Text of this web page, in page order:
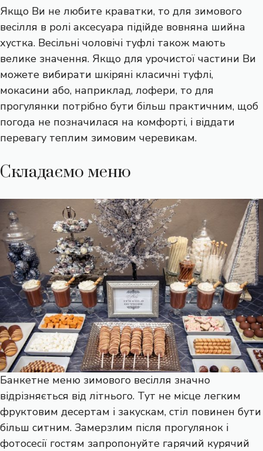
Якщо Ви не любите краватки, то для зимового
весілля в ролі аксесуара підійде вовняна шийна
хустка. Весільні чоловічі туфлі також мають
велике значення. Якщо для урочистої частини Ви
можете вибирати шкіряні класичні туфлі,
мокасини або, наприклад, лофери, то для
прогулянки потрібно бути більш практичним, щоб
погода не позначилася на комфорті, і віддати
перевагу теплим зимовим черевикам.
Складаємо меню
Банкетне меню зимового весілля значно
відрізняється від літнього. Тут не місце легким
фруктовим десертам і закускам, стіл повинен бути
більш ситним. Замерзлим після прогулянок і
фотосесії гостям запропонуйте гарячий курячий